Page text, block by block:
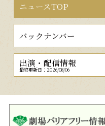
ニュースTOP
バックナンバー
出演・配信情報
最終更新日：2026/08/06